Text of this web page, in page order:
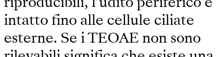
intatto fino alle cellule ciliate
esterne. Se i TEOAE non sono